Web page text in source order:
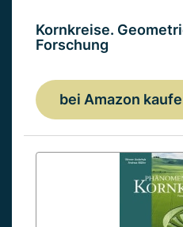
Kornkreise.
Forschung
bei Amazon